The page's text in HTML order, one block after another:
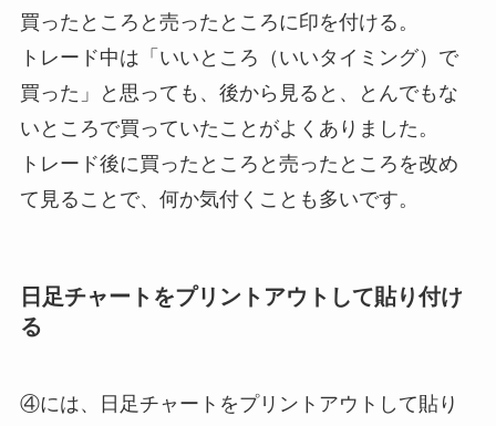
買ったところと売ったところに印を付ける。
トレード中は「いいところ（いいタイミング）で
買った」と思っても、後から見ると、とんでもな
いところで買っていたことがよくありました。
トレード後に買ったところと売ったところを改め
て見ることで、何か気付くことも多いです。
日足チャートをプリントアウトして貼り付け
る
④には、日足チャートをプリントアウトして貼り